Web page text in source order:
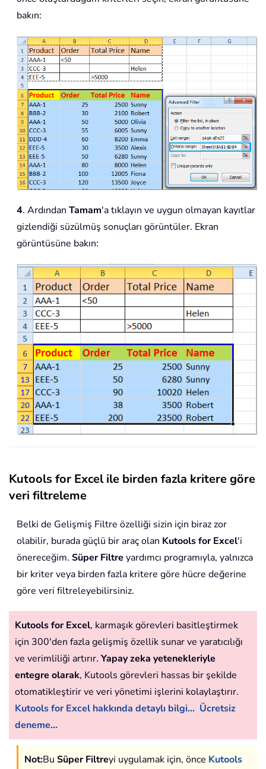
bakın:
4. Ardından Tamam'a tıklayın ve uygun olmayan kayıtlar
gizlendiği süzülmüş sonuçları görüntüler. Ekran
görüntüsüne bakın:
Kutools for Excel ile birden fazla kritere göre
veri filtreleme
Belki de Gelişmiş Filtre özelliği sizin için biraz zor
olabilir, burada güçlü bir araç olan Kutools for Excel'i
önereceğim. Süper Filtre yardımcı programıyla, yalnızca
bir kriter veya birden fazla kritere göre hücre değerine
göre veri filtreleyebilirsiniz.
Kutools for Excel, karmaşık görevleri basitleştirmek
için 300'den fazla gelişmiş özellik sunar ve yaratıcılığı
ve verimliliği artırır. Yapay zeka yetenekleriyle
entegre olarak, Kutools görevleri hassas bir şekilde
otomatikleştirir ve veri yönetimi işlerini kolaylaştırır.
Kutools for Excel hakkında detaylı bilgi... Ücretsiz
deneme...
Not:Bu Süper Filtreyi uygulamak için, önce Kutools